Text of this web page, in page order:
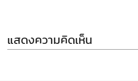
แสดงความคิดเห็น